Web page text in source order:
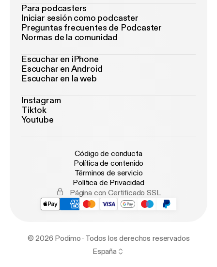
Para podcasters
Iniciar sesión como podcaster
Preguntas frecuentes de Podcaster
Normas de la comunidad
Escuchar en iPhone
Escuchar en Android
Escuchar en la web
Instagram
Tiktok
Youtube
Código de conducta
Política de contenido
Términos de servicio
Política de Privacidad
Página con Certificado SSL
© 2026 Podimo · Todos los derechos reservados
España